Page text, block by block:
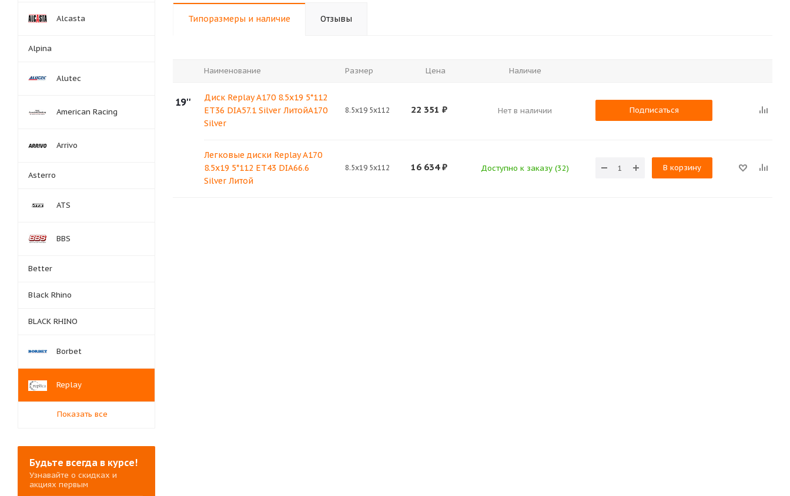
Типоразмеры и наличие Отзывы
Наименование Размер Цена Наличие
19''
Диск Replay A170 8.5x19 5*112
ET36 DIA57.1 Silver ЛитойA170
Silver
8.5x19 5x112 22 351 ₽ Нет в наличии Подписаться
Легковые диски Replay A170
8.5x19 5*112 ET43 DIA66.6
Silver Литой
8.5x19 5x112 16 634₽ Доступно к заказу (32) В корзину
Alcasta
Alpina
Alutec
American Racing
Arrivo
Asterro
ATS
BBS
Better
Black Rhino
BLACK RHINO
Borbet
Replay
Показать все
Будьте всегда в курсе!
Узнавайте о скидках и
акциях первым